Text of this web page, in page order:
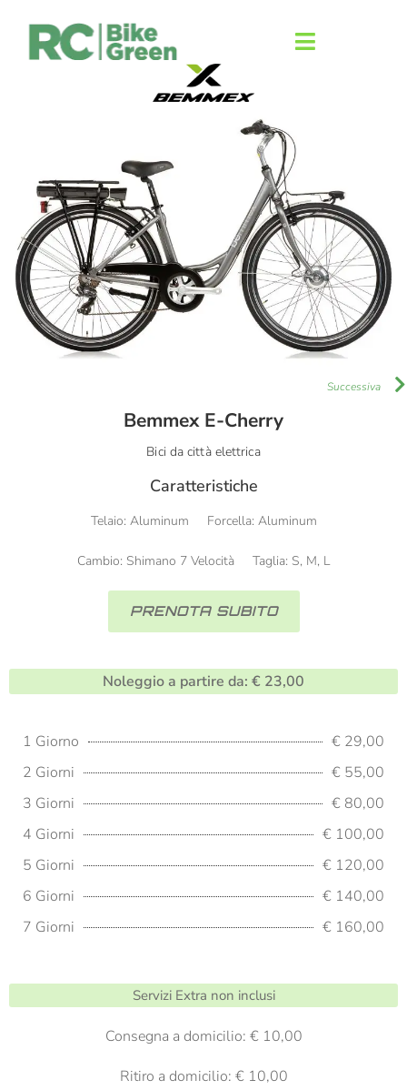
Successiva
Bemmex E-Cherry
Bici da città elettrica
Caratteristiche
Telaio: Aluminum Forcella: Aluminum
Cambio: Shimano 7 Velocità Taglia: S, M, L
PRENOTA SUBITO
Noleggio a partire da: € 23,00
1 Giorno
€ 29,00
2 Giorni
€ 55,00
3 Giorni
€ 80,00
4 Giorni
€ 100,00
5 Giorni
€ 120,00
6 Giorni
€ 140,00
7 Giorni
€ 160,00
Servizi Extra non inclusi
Consegna a domicilio: € 10,00
Ritiro a domicilio: € 10,00